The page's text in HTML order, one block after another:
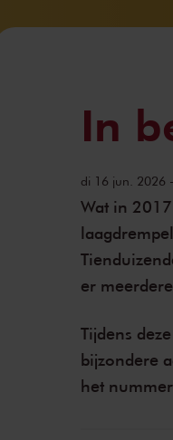
In
di 16 jun. 2026
Wat in
er
Tijdens
bijzondere
het